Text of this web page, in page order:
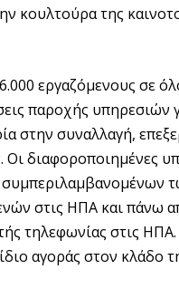
κουλτούρα της
εργαζόμενους σε
παροχής υπηρεσιών
στην συναλλαγή,
διαφοροποιημένες
στις ΗΠΑ και πάνω
τηλεφωνίας στις
αγοράς στον κλάδο